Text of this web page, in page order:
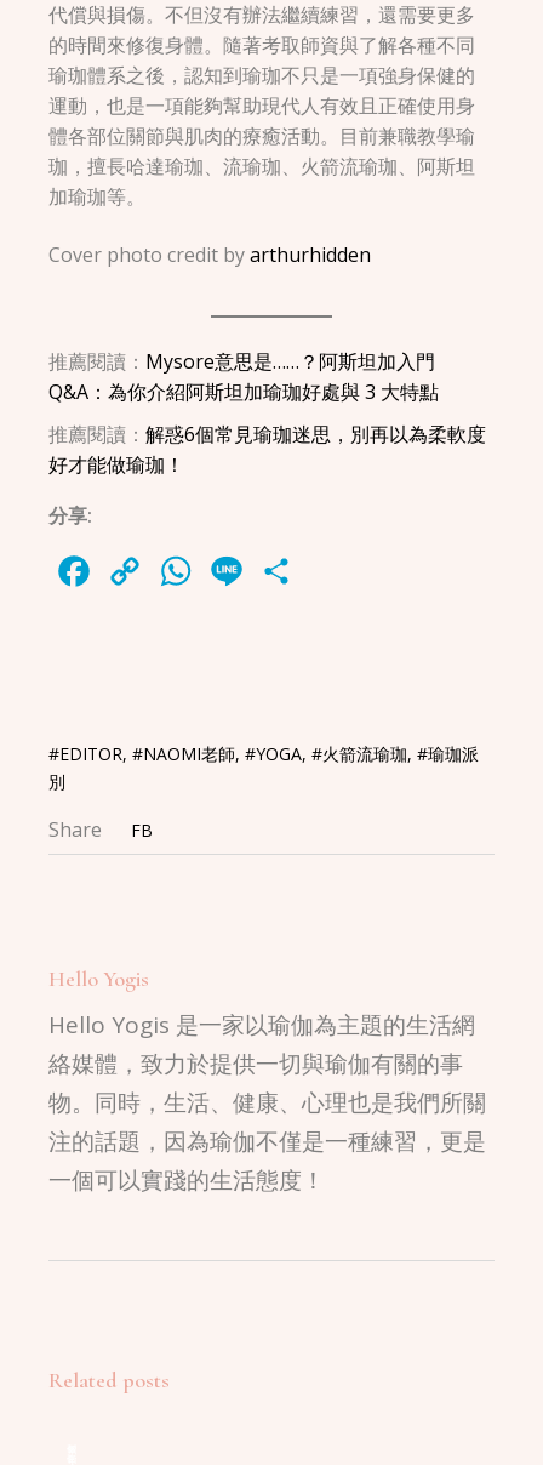
代償與損傷。不但沒有辦法繼續練習，還需要更多
的時間來修復身體。隨著考取師資與了解各種不同
瑜珈體系之後，認知到瑜珈不只是一項強身保健的
運動，也是一項能夠幫助現代人有效且正確使用身
體各部位關節與肌肉的療癒活動。目前兼職教學瑜
珈，擅長哈達瑜珈、流瑜珈、火箭流瑜珈、阿斯坦
加瑜珈等。
Cover photo credit byarthurhidden
推薦閱讀： Mysore意思是……？阿斯坦加入門
Q&A：為你介紹阿斯坦加瑜珈好處與 3 大特點
推薦閱讀：解惑6個常見瑜珈迷思，別再以為柔軟度
好才能做瑜珈！
分享:
Facebook
Copy
WhatsApp
Line
#EDITOR,#NAOMI老師,#YOGA,#火箭流瑜珈,#瑜珈派
別
Share FB
Hello Yogis
Hello Yogis 是一家以瑜伽為主題的生活網
絡媒體，致力於提供一切與瑜伽有關的事
物。同時，生活、健康、心理也是我們所關
注的話題，因為瑜伽不僅是一種練習，更是
一個可以實踐的生活態度！
Related posts